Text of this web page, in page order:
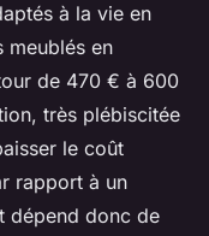
à la vie en
meublés en
de 470 € à 600
très plébiscitée
le coût
rapport à un
dépend donc de